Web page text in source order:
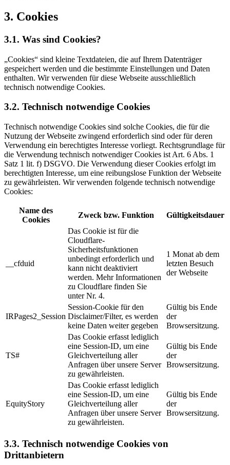
3. Cookies
3.1. Was sind Cookies?
„Cookies“ sind kleine Textdateien, die auf Ihrem Datenträger
gespeichert werden und die bestimmte Einstellungen und Daten
enthalten. Wir verwenden für diese Webseite ausschließlich
technisch notwendige Cookies.
3.2. Technisch notwendige Cookies
Technisch notwendige Cookies sind solche Cookies, die für die
Nutzung der Webseite zwingend erforderlich sind oder für deren
Verwendung ein berechtigtes Interesse vorliegt. Rechtsgrundlage für
die Verwendung technisch notwendiger Cookies ist Art. 6 Abs. 1
Satz 1 lit. f) DSGVO. Die Verwendung dieser Cookies erfolgt im
berechtigten Interesse, um eine reibungslose Funktion der Webseite
zu gewährleisten. Wir verwenden folgende technisch notwendige
Cookies:
Name des
Cookies
Zweck bzw. Funktion Gültigkeitsdauer
__cfduid
Das Cookie ist für die
Cloudflare-
Sicherheitsfunktionen
unbedingt erforderlich und
kann nicht deaktiviert
werden. Mehr Informationen
zu Cloudflare finden Sie
unter Nr. 4.
1 Monat ab dem
letzten Besuch
der Webseite
IRPages2_Session
Session-Cookie für den
Disclaimer/Filter, es werden
keine Daten weiter gegeben
Gültig bis Ende
der
Browsersitzung.
TS#
Das Cookie erfasst lediglich
eine Session-ID, um eine
Gleichverteilung aller
Anfragen über unsere Server
zu gewährleisten.
Gültig bis Ende
der
Browsersitzung.
EquityStory
Das Cookie erfasst lediglich
eine Session-ID, um eine
Gleichverteilung aller
Anfragen über unsere Server
zu gewährleisten.
Gültig bis Ende
der
Browsersitzung.
3.3. Technisch notwendige Cookies von
Drittanbietern